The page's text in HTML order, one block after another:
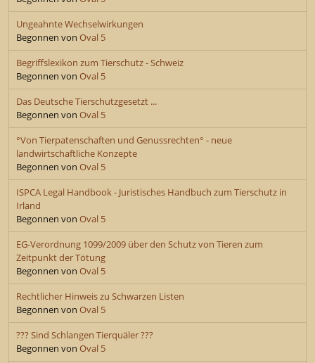
Ungeahnte Wechselwirkungen
Begonnen von Oval 5
Begriffslexikon zum Tierschutz - Schweiz
Begonnen von Oval 5
Das Deutsche Tierschutzgesetzt ...
Begonnen von Oval 5
°Von Tierpatenschaften und Genussrechten° - neue
landwirtschaftliche Konzepte
Begonnen von Oval 5
ISPCA Legal Handbook - Juristisches Handbuch zum Tierschutz in
Irland
Begonnen von Oval 5
EG-Verordnung 1099/2009 über den Schutz von Tieren zum
Zeitpunkt der Tötung
Begonnen von Oval 5
Rechtlicher Hinweis zu Schwarzen Listen
Begonnen von Oval 5
??? Sind Schlangen Tierquäler ???
Begonnen von Oval 5